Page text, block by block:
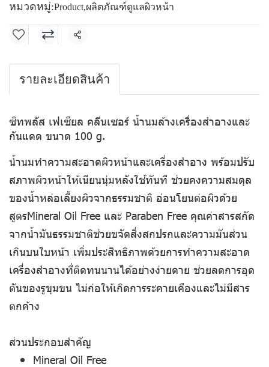
หมวดหมู่:Product,ผลิตภัณฑ์ดูแลผิวหน้า
แชร์
รายละเอียดสินค้า
ซิทพลัส เฟเซียล คลีนเซอร์ น้ำนมล้างเครื่องสำอางและ
กันแดด ขนาด 100 g.
น้ำนมทำความสะอาดผิวหน้าและเครื่องสำอาง พร้อมปรับ
สภาพผิวหน้าให้เนียนนุ่มหลังใช้ทันที ช่วยคงความสมดุล
ของน้ำหล่อเลี้ยงผิวจากธรรมชาติ อ่อนโยนต่อผิวด้วย
สูตรMineral Oil Free และ Paraben Free คุณค่าสารสกัด
จากน้ำมันธรรมชาติช่วยขจัดสิ่งสกปรกและความมันส่วน
เกินบนใบหน้า เพิ่มประสิทธิภาพด้วยการทำความสะอาด
เครื่องสำอางที่ติดทนนานได้อย่างง่ายดาย ช่วยลดการอุด
ตันของรูขุมขน ไม่ก่อให้เกิดการระคายเคืองและไม่มีสาร
ตกค้าง
ส่วนประกอบสำคัญ
Mineral Oil Free